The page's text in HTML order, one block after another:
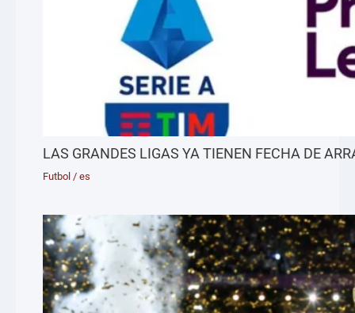
LAS GRANDES LIGAS YA TIENEN FECHA DE
Futbol /es